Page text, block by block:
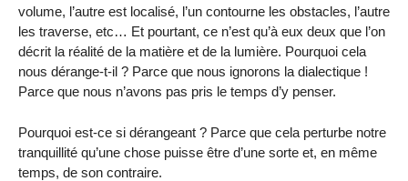
volume, l’autre est localisé, l’un contourne les obstacles, l’autre
les traverse, etc… Et pourtant, ce n’est qu’à eux deux que l’on
décrit la réalité de la matière et de la lumière. Pourquoi cela
nous dérange-t-il ? Parce que nous ignorons la dialectique !
Parce que nous n’avons pas pris le temps d’y penser.
Pourquoi est-ce si dérangeant ? Parce que cela perturbe notre
tranquillité qu’une chose puisse être d’une sorte et, en même
temps, de son contraire.